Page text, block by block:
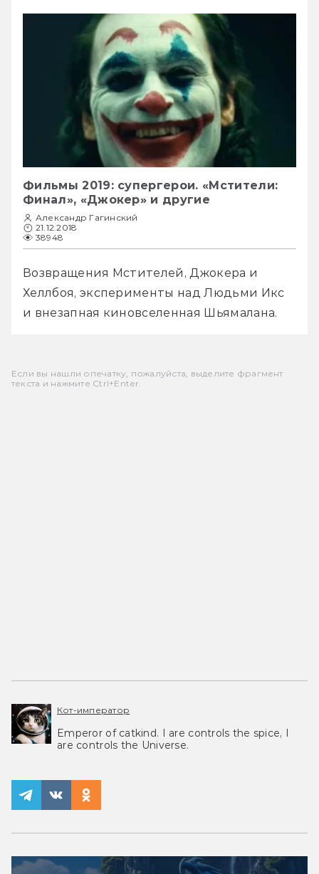
Фильмы 2019: супергерои. «Мстители:
Финал», «Джокер» и другие
Александр Гагинский
21.12.2018
38948
Возвращения Мстителей, Джокера и
Хеллбоя, эксперименты над Людьми Икс
и внезапная киновселенная Шьямалана.
Если вы нашли опечатку, пожалуйста, выделите фрагмент
текста и нажмите Ctrl+Enter.
Кот-император
Emperor of catkind. I are controls the spice, I
are controls the Universe.